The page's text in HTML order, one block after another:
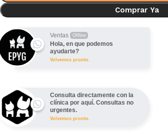
Comprar Ya
Ventas Offline
Hola, en que podemos
ayudarte?
Volvemos pronto.
Consulta directamente con la
clínica por aquí. Consultas no
urgentes.
Volvemos pronto.